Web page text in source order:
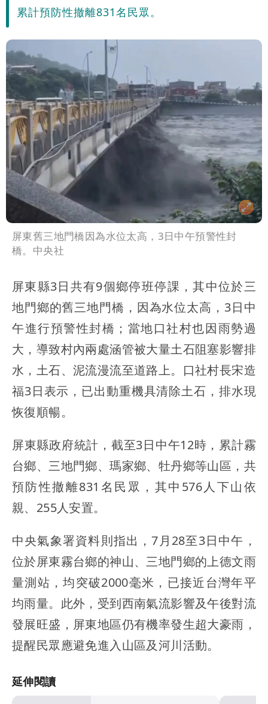
累計預防性撤離831名民眾。
屏東舊三地門橋因為水位太高，3日中午預警性封
橋。中央社
屏東縣3日共有9個鄉停班停課，其中位於三
地門鄉的舊三地門橋，因為水位太高，3日中
午進行預警性封橋；當地口社村也因雨勢過
大，導致村內兩處涵管被大量土石阻塞影響排
水，土石、泥流漫流至道路上。口社村長宋造
福3日表示，已出動重機具清除土石，排水現
恢復順暢。
屏東縣政府統計，截至3日中午12時，累計霧
台鄉、三地門鄉、瑪家鄉、牡丹鄉等山區，共
預防性撤離831名民眾，其中576人下山依
親、255人安置。
中央氣象署資料則指出，7月28至3日中午，
位於屏東霧台鄉的神山、三地門鄉的上德文雨
量測站，均突破2000毫米，已接近台灣年平
均雨量。此外，受到西南氣流影響及午後對流
發展旺盛，屏東地區仍有機率發生超大豪雨，
提醒民眾應避免進入山區及河川活動。
延伸閱讀